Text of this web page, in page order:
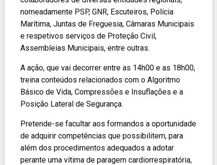
nomeadamente PSP, GNR, Escuteiros, Polícia
Marítima, Juntas de Freguesia, Câmaras Municipais
e respetivos serviços de Proteção Civil,
Assembleias Municipais, entre outras.
A ação, que vai decorrer entre as 14h00 e as 18h00,
treina conteúdos relacionados com o Algoritmo
Básico de Vida, Compressões e Insuflações e a
Posição Lateral de Segurança.
Pretende-se facultar aos formandos a oportunidade
de adquirir competências que possibilitem, para
além dos procedimentos adequados a adotar
perante uma vítima de paragem cardiorrespiratória,